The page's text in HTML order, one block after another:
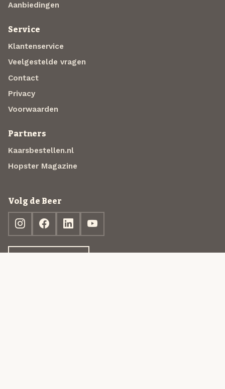
Aanbiedingen
Service
Klantenservice
Veelgestelde vragen
Contact
Privacy
Voorwaarden
Partners
Kaarsbestellen.nl
Hopster Magazine
Volg de Beer